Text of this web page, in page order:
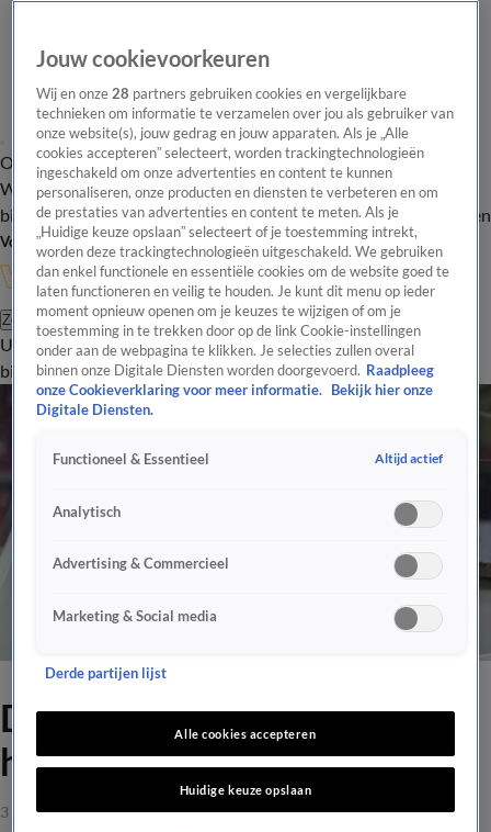
Overzicht Onze programma's Uitzendingen Onze gezichten
In de
WandelgangenInterviewsUitzending
bijwonenPodcastShopVeelgestelde vragenKijkersvraag insturen
Volg Vandaag Inside
Zoeken
UitzendingenVandaag InsideDe OranjezomerShopUitzending
bijwonen
Dave Vos gelinkt aan
hoofdtrainerschap Ajax 1
3 jan 2024, 14:50
Jouw cookievoorkeuren
Wij en onze28 partners gebruiken cookies en vergelijkbare
technieken om informatie te verzamelen over jou als gebruiker van
onze website(s), jouw gedrag en jouw apparaten. Als je „Alle
cookies accepteren” selecteert, worden trackingtechnologieën
ingeschakeld om onze advertenties en content te kunnen
personaliseren, onze producten en diensten te verbeteren en om
de prestaties van advertenties en content te meten. Als je
„Huidige keuze opslaan” selecteert of je toestemming intrekt,
worden deze trackingtechnologieën uitgeschakeld. We gebruiken
dan enkel functionele en essentiële cookies om de website goed te
laten functioneren en veilig te houden. Je kunt dit menu op ieder
moment opnieuw openen om je keuzes te wijzigen of om je
toestemming in te trekken door op de link Cookie-instellingen
onder aan de webpagina te klikken. Je selecties zullen overal
binnen onze Digitale Diensten worden doorgevoerd. Raadpleeg
onze Cookieverklaring voor meer informatie.
Bekijk hier onze
Digitale Diensten.
Functioneel & Essentieel Altijd actief
Analytisch
Advertising & Commercieel
Marketing & Social media
Derde partijen lijst
Alle cookies accepteren
Huidige keuze opslaan